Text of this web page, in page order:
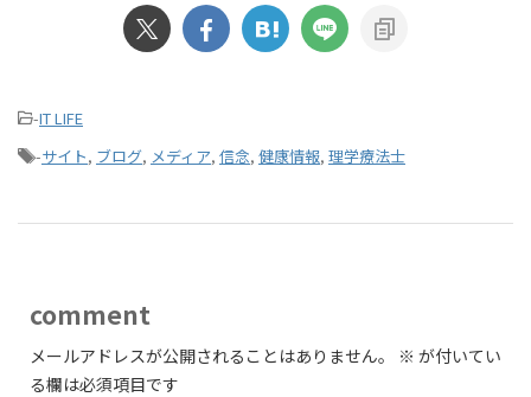
-IT LIFE
-サイト, ブログ, メディア, 信念, 健康情報, 理学療法士
comment
メールアドレスが公開されることはありません。 ※ が付いてい
る欄は必須項目です